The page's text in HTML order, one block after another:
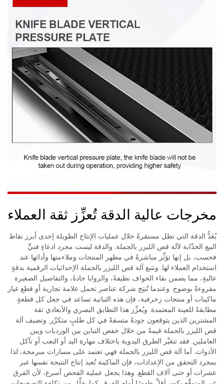
مخرجات عالية الدقة تُعزِّز ثقة العملاء
يُعَدُّ الدقة التي تظل مستقرةً خلال عمليات الإنتاج الطويلة إحدى أبرز نقاط
البيع الجذّابة لآلة قص الليزر بالجملة. والدقة ليست مجرد ادعاءٍ فنيٍّ
فحسب، بل إنها تؤثِّر مباشرةً في مظهر المنتجات وملاءمتها وأدائها عند
استخدام العملاء لها. وتتبع آلة قص الليزر بالجملة الإحداثيات الرقمية بدقةٍ
عاليةٍ، مما يضمن بقاء الحواف نظيفةً، والزوايا حادةً، والتفاصيل الصغيرة
مقروءةً بوضوح. وعندما تُنتِج شركة عناصر تحمل علامة تجارية أو قطع غيار
ماكينات أو منتجات زخرفية، فإن هذه الثباتية تساعد في جعل كل قطعةٍ
مطابقةً للعينة المعتمدة. ويُعزِّز هذا التطابق البصري والأبعادي ثقة
المشترين الذين يتوقعون جودةً متسقةً في كل طلبٍ متكرِّر. وتضيف آلة
قص الليزر بالجملة قيمةً من خلال خفض التباين بين الورديات وبين
العاملين. فقد تتغيَّر الطرق اليدوية باختلاف مهارة اليد أو التعب أو تآكل
الأدوات. أما آلة قص الليزر بالجملة فهي تعتمد على مسارات مبرمجة، لذا
بمجرد التحقق من الإعدادات، فإن الماكينة تُعيد إنتاج النتيجة نفسها عبر
عشرات أو حتى آلاف القطع. وهذا يجعل عملية الفحص أسرع، لأن الفرق